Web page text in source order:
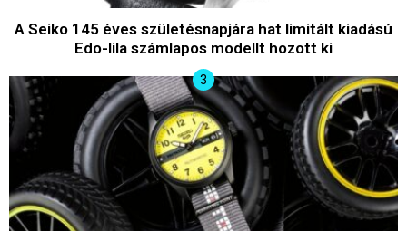
A Seiko 145 éves születésnapjára hat limitált kiadású
Edo-lila számlapos modellt hozott ki